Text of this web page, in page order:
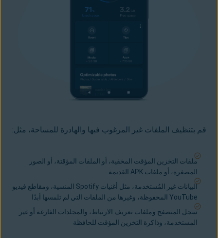
قم بتنظيف الملفات غير المرغوب فيها والهادرة للمساحة، مثل:
ملفات التخزين المؤقت المخفية، أو الملفات المؤقتة، أو الصور
المصغرة، أو ملفات APK القديمة
البيانات غير المُستخدمة، مثل أغنيات Spotify المنسية، ومقاطع فيديو
YouTube المحفوظة، وغيرها من الملفات التي لم تلمسها أبدًا
سجل المتصفح وملفات تعريف الارتباط، والمجلدات الفارغة أو غير
المستخدمة، وذاكرة التخزين المؤقت للحافظة